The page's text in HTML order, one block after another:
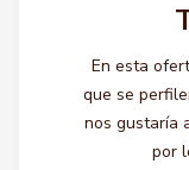
En esta
que se
nos gustaría
por